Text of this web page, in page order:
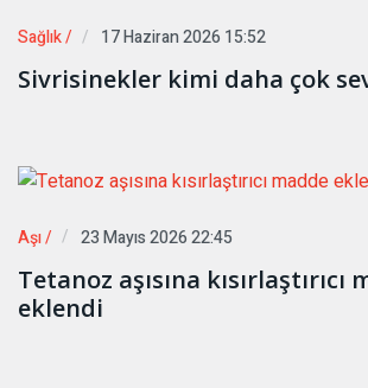
Sağlık / 17 Haziran 2026 15:52
Sivrisinekler kimi daha çok
Aşı / 23 Mayıs 2026 22:45
Tetanoz aşısına kısırlaştırıcı
eklendi